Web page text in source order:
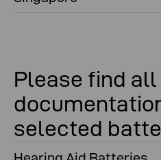
Please find all
selected